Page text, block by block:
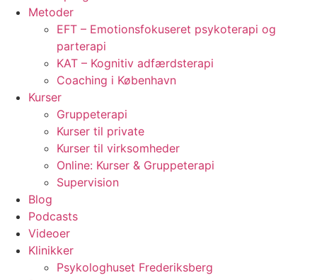
Metoder
EFT – Emotionsfokuseret psykoterapi og
parterapi
KAT – Kognitiv adfærdsterapi
Coaching i København
Kurser
Gruppeterapi
Kurser til private
Kurser til virksomheder
Online: Kurser & Gruppeterapi
Supervision
Blog
Podcasts
Videoer
Klinikker
Psykologhuset Frederiksberg